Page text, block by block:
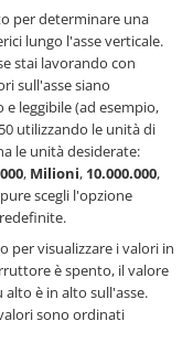
per determinare una
lungo l'asse verticale.
stai lavorando con
sull'asse siano
leggibile (ad esempio,
utilizzando le unità di
le unità desiderate:
, Milioni, 10.000.000,
scegli l'opzione
per visualizzare i valori in
è spento, il valore
alto è in alto sull'asse.
sono ordinati